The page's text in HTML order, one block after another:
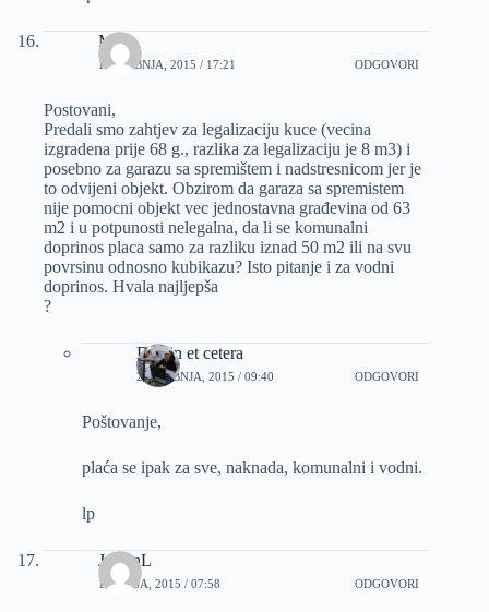
Mira
18 SVIBNJA, 2015 / 17:21 ODGOVORI
Postovani,
Predali smo zahtjev za legalizaciju kuce (vecina
izgradena prije 68 g., razlika za legalizaciju je 8 m3) i
posebno za garazu sa spremištem i nadstresnicom jer je
to odvijeni objekt. Obzirom da garaza sa spremistem
nije pomocni objekt vec jednostavna građevina od 63
m2 i u potpunosti nelegalna, da li se komunalni
doprinos placa samo za razliku iznad 50 m2 ili na svu
povrsinu odnosno kubikazu? Isto pitanje i za vodni
doprinos. Hvala najljepša
?
Dizajn et cetera
25 SVIBNJA, 2015 / 09:40 ODGOVORI
Poštovanje,
plaća se ipak za sve, naknada, komunalni i vodni.
lp
JosipaL
1 LIPNJA, 2015 / 07:58 ODGOVORI